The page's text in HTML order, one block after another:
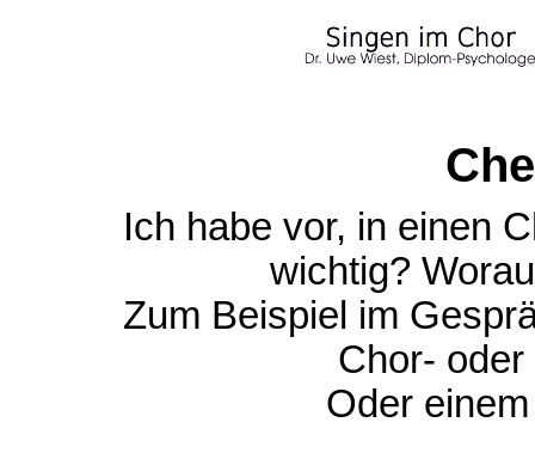
Ich habe vor, in einen
wichtig?
Zum Beispiel im
Chor-
Oder